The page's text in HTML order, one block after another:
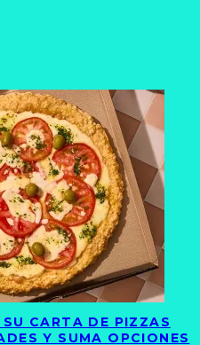
CARTA DE PIZZAS
Y SUMA OPCIONES